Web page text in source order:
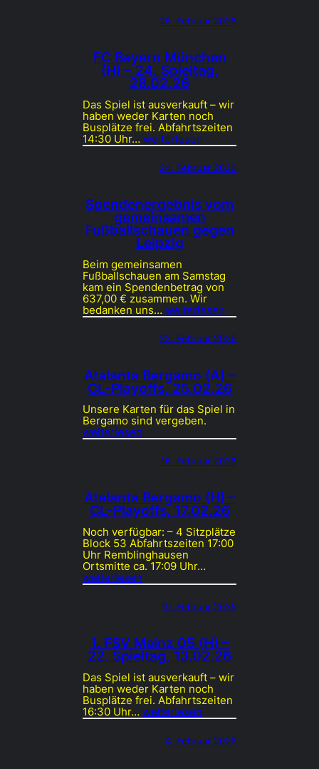
26. Februar 2026
FC Bayern München
(H) – 24. Spieltag,
28.02.26
Das Spiel ist ausverkauft – wir
haben weder Karten noch
Busplätze frei. Abfahrtszeiten
14:30 Uhr…weiterlesen
24. Februar 2026
Spendenergebnis vom
gemeinsamen
Fußballschauen gegen
Leipzig
Beim gemeinsamen
Fußballschauen am Samstag
kam ein Spendenbetrag von
637,00 € zusammen. Wir
bedanken uns…weiterlesen
23. Februar 2026
Atalanta Bergamo (A) –
CL-Playoffs, 25.02.26
Unsere Karten für das Spiel in
Bergamo sind vergeben.
weiterlesen
16. Februar 2026
Atalanta Bergamo (H) –
CL-Playoffs, 17.02.26
Noch verfügbar: – 4 Sitzplätze
Block 53 Abfahrtszeiten 17:00
Uhr Remblinghausen
Ortsmitte ca. 17:09 Uhr…
weiterlesen
10. Februar 2026
1. FSV Mainz 05 (H) –
22. Spieltag, 13.02.26
Das Spiel ist ausverkauft – wir
haben weder Karten noch
Busplätze frei. Abfahrtszeiten
16:30 Uhr…weiterlesen
4. Februar 2026